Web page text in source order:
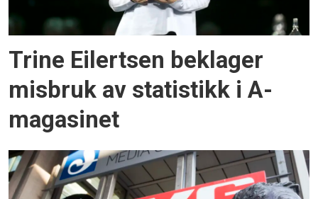
Trine Eilertsen beklager
misbruk av statistikk i A-
magasinet